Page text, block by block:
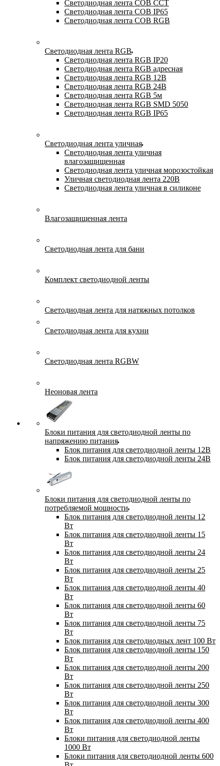
Светодиодная лента COB CCT
Светодиодная лента COB IP65
Светодиодная лента COB RGB
Светодиодная лента RGB
Светодиодная лента RGB IP20
Светодиодная лента RGB адресная
Светодиодная лента RGB 12В
Светодиодная лента RGB 24В
Светодиодная лента RGB 5м
Светодиодная лента RGB SMD 5050
Светодиодная лента RGB IP65
Светодиодная лента уличная
Светодиодная лента уличная
влагозащищенная
Светодиодная лента уличная морозостойкая
Уличная светодиодная лента 220В
Светодиодная лента уличная в силиконе
Влагозащищенная лента
Светодиодная лента для бани
Комплект светодиодной ленты
Светодиодная лента для натяжных потолков
Светодиодная лента для кухни
Светодиодная лента RGBW
Неоновая лента
Блоки питания для светодиодной ленты по
напряжению питания
Блок питания для светодиодной ленты 12В
Блок питания для светодиодной ленты 24В
Блоки питания для светодиодной ленты по
потребляемой мощности
Блок питания для светодиодной ленты 12
Вт
Блок питания для светодиодной ленты 15
Вт
Блок питания для светодиодной ленты 24
Вт
Блок питания для светодиодной ленты 25
Вт
Блок питания для светодиодной ленты 40
Вт
Блок питания для светодиодной ленты 60
Вт
Блок питания для светодиодной ленты 75
Вт
Блок питания для светодиодных лент 100 Вт
Блок питания для светодиодной ленты 150
Вт
Блок питания для светодиодной ленты 200
Вт
Блок питания для светодиодной ленты 250
Вт
Блок питания для светодиодной ленты 300
Вт
Блок питания для светодиодной ленты 400
Вт
Блоки питания для светодиодной ленты
1000 Вт
Блоки питания для светодиодной ленты 600